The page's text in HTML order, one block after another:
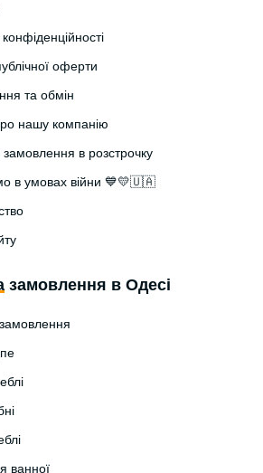
оферти
та обмін
нашу компанію
в розстрочку
в умовах війни 💙💛🇺🇦
замовлення в Одесі
ванної